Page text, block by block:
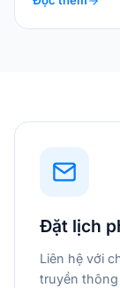
Đặt lịch
Liên hệ với
truyền thông